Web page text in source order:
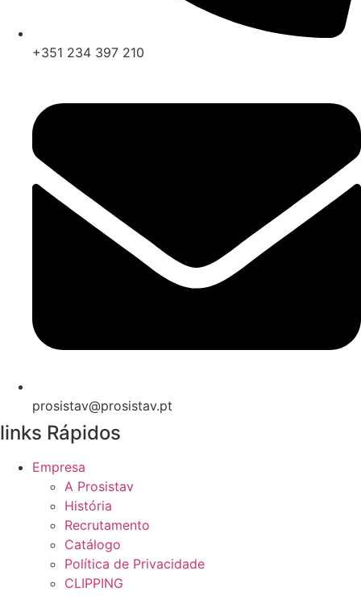
+351 234 397 210
prosistav@prosistav.pt
links Rápidos
Empresa
A Prosistav
História
Recrutamento
Catálogo
Política de Privacidade
CLIPPING